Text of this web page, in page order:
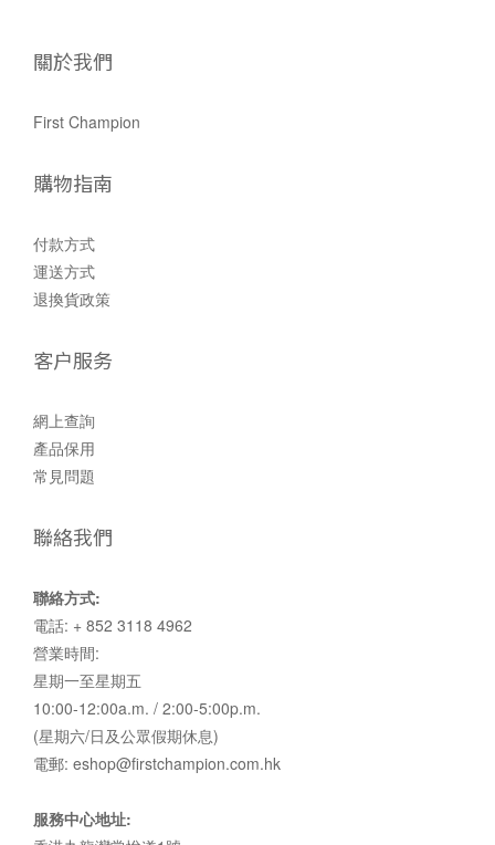
關於我們
First Champion
購物指南
付款方式
運送方式
退換貨政策
客户服务
網上查詢
產品保用
常見問題
聯絡我們
聯絡方式:
電話: + 852 3118 4962
營業時間:
星期一至星期五
10:00-12:00a.m. / 2:00-5:00p.m.
(星期六/日及公眾假期休息)
電郵: eshop@firstchampion.com.hk
服務中心地址: